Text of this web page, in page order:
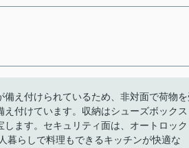
え付けられているため、非対面で荷物
付けています。収納はシューズボック
ます。セキュリティ面は、オートロッ
暮らしで料理もできるキッチンが快適な